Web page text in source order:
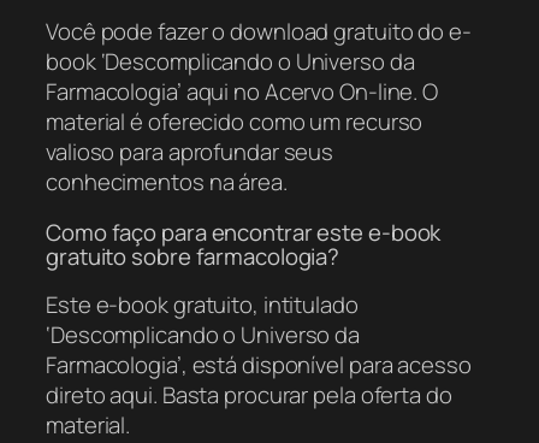
Você pode fazer o download gratuito do e-
book ‘Descomplicando o Universo da
Farmacologia’ aqui no Acervo On-line. O
material é oferecido como um recurso
valioso para aprofundar seus
conhecimentos na área.
Como faço para encontrar este e-book
gratuito sobre farmacologia?
Este e-book gratuito, intitulado
‘Descomplicando o Universo da
Farmacologia’, está disponível para acesso
direto aqui. Basta procurar pela oferta do
material.